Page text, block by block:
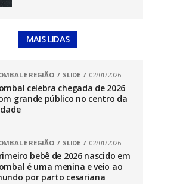
MAIS LIDAS
E REGIÃO SLIDE 02/01/2026
celebra chegada de 2026
grande público no centro da
E REGIÃO SLIDE 02/01/2026
bebê de 2026 nascido em
é uma menina e veio ao
por parto cesariana